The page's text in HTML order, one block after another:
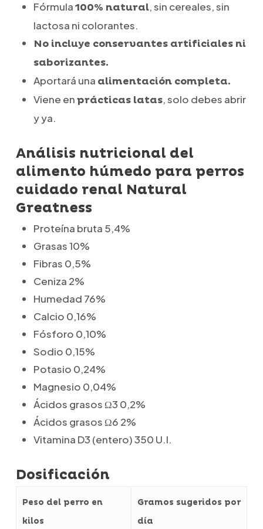
Fórmula100% natural, sin cereales, sin
lactosa ni colorantes.
No incluye conservantes artificiales ni
saborizantes.
Aportará una alimentación completa.
Viene enprácticas latas, solo debes abrir
y ya.
Análisis nutricional del
alimento húmedo para perros
cuidado renal Natural
Greatness
Proteína bruta 5,4%
Grasas 10%
Fibras 0,5%
Ceniza 2%
Humedad 76%
Calcio 0,16%
Fósforo 0,10%
Sodio 0,15%
Potasio 0,24%
Magnesio 0,04%
Ácidos grasos Ω3 0,2%
Ácidos grasos Ω6 2%
Vitamina D3 (entero) 350 U.I.
Dosificación
Peso del perro en
kilos
Gramos sugeridos por
día